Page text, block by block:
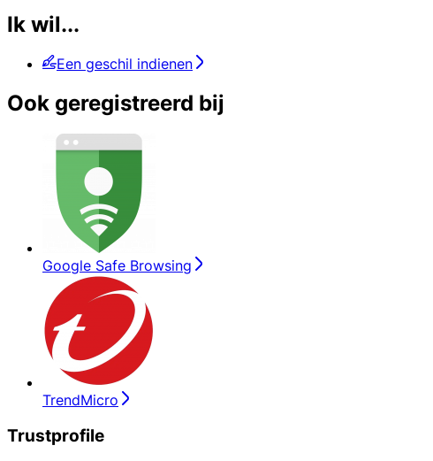
Ik wil...
Een geschil indienen
Ook geregistreerd bij
Google Safe Browsing
TrendMicro
Trustprofile